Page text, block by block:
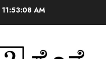
11:53:09 AM